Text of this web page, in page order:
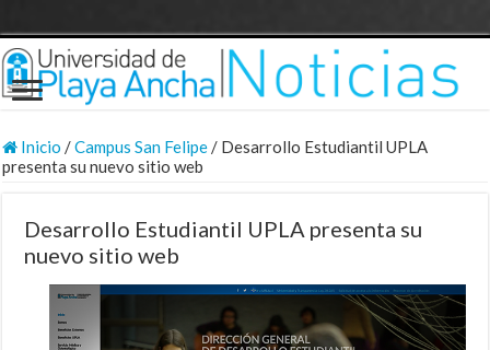
Inicio /Campus San Felipe/ Desarrollo Estudiantil UPLA
presenta su nuevo sitio web
Desarrollo Estudiantil UPLA presenta su
nuevo sitio web